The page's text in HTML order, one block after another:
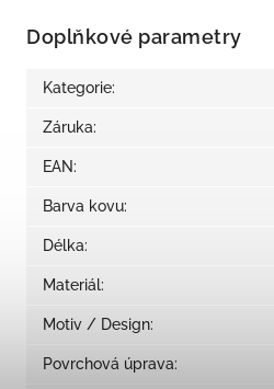
Doplňkové parametry
Kategorie:
Záruka:
EAN:
Barva kovu:
Délka:
Materiál:
Motiv / Design:
Povrchová úprava: